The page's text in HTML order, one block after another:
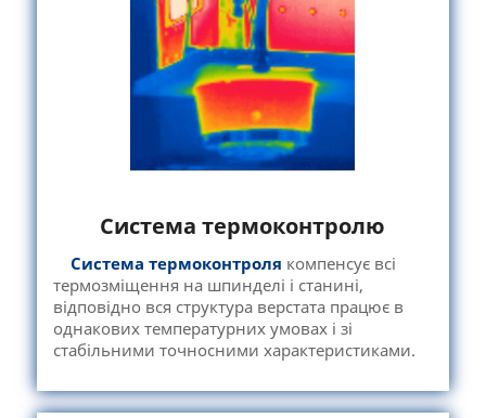
Система термоконтролю
Система термоконтроля компенсує всі
термозміщення на шпинделі і станині,
відповідно вся структура верстата працює в
однакових температурних умовах і зі
стабільними точносними характеристиками.